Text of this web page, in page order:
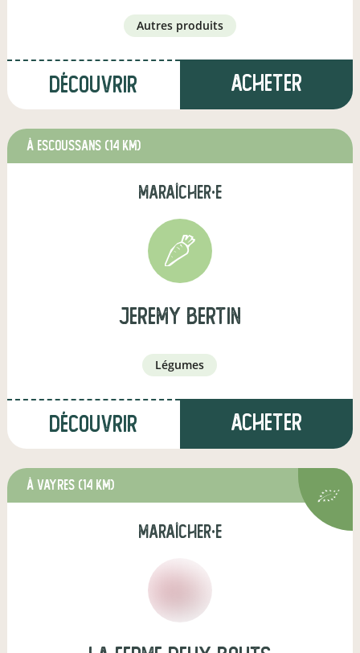
autres produits
Découvrir Acheter
à Escoussans (14 km)
maraîcher·e
jeremy bertin
légumes
Découvrir Acheter
à Vayres (14 km)
maraîcher·e